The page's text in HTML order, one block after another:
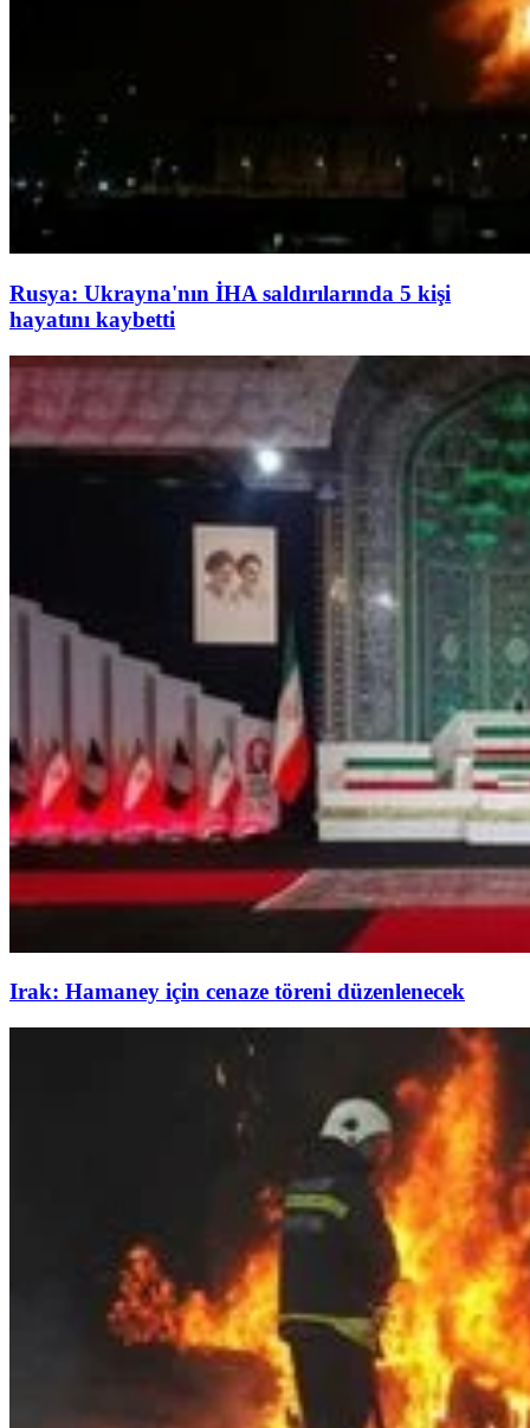
Rusya: Ukrayna'nın İHA saldırılarında 5 kişi
hayatını kaybetti
Irak: Hamaney için cenaze töreni düzenlenecek